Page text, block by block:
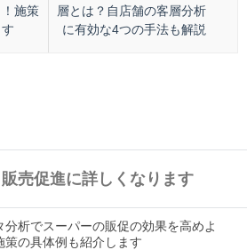
施策
層とは？自店舗の客層分析
に有効な4つの手法も解説
売促進に詳しくなります
分析でスーパーの販促の効果を高めよ
策の具体例も紹介します